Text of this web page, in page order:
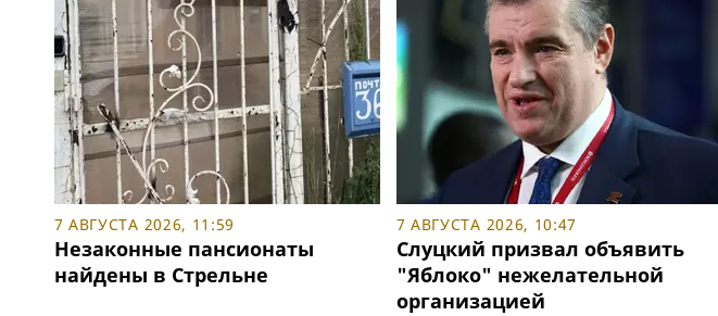
7 АВГУСТА 2026, 11:59
Незаконные пансионаты
найдены в Стрельне
7 АВГУСТА 2026, 10:47
Слуцкий призвал объявить
"Яблоко" нежелательной
организацией